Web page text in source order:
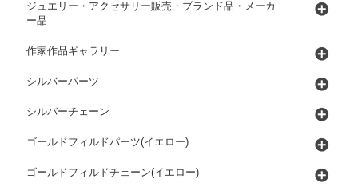
ジュエリー・アクセサリー販売・ブランド品・メーカ
ー品
作家作品ギャラリー
シルバーパーツ
シルバーチェーン
ゴールドフィルドパーツ(イエロー)
ゴールドフィルドチェーン(イエロー)